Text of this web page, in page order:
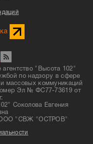
"Высота 102"
по надзору в сфере
массовых коммуникаций
Эл № ФС77-73619 от
Соколова Евгения
ООО "СВЖ "ОСТРОВ"